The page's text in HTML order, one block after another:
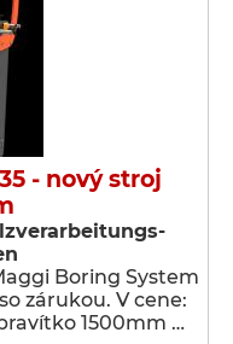
- nový stroj
Boring System
zárukou. V cene:
1500mm …